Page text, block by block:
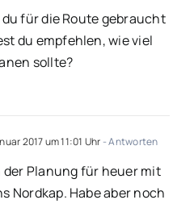
für die Route gebraucht
du empfehlen, wie viel
sollte?
2017 um 11:01 Uhr- Antworten
der Planung für heuer mit
Nordkap. Habe aber noch